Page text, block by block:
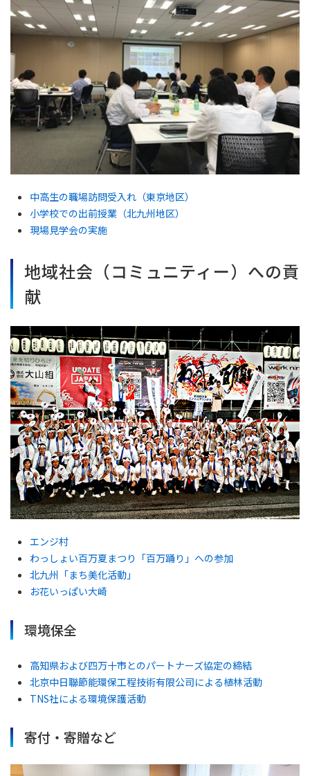
中高生の職場訪問受入れ（東京地区）
小学校での出前授業（北九州地区）
現場見学会の実施
地域社会（コミュニティー）への貢
献
エンジ村
わっしょい百万夏まつり「百万踊り」への参加
北九州「まち美化活動」
お花いっぱい大崎
環境保全
高知県および四万十市とのパートナーズ協定の締結
北京中日聯節能環保工程技術有限公司による植林活動
TNS社による環境保護活動
寄付・寄贈など